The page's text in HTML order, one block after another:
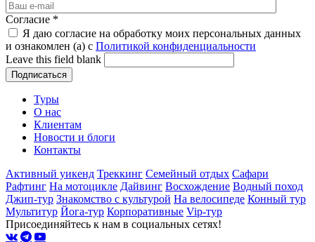
Согласие *
Я даю согласие на обработку моих персональных данных
и ознакомлен (а) с Политикой конфиденциальности
Leave this field blank
Туры
О нас
Клиентам
Новости и блоги
Контакты
Активный уикенд Треккинг Семейный отдых Сафари
Рафтинг На мотоцикле Дайвинг Восхождение Водный поход
Джип-тур Знакомство с культурой На велосипеде Конный тур
Мультитур Йога-тур Корпоративные Vip-тур
Присоединяйтесь к нам в социальных сетях!